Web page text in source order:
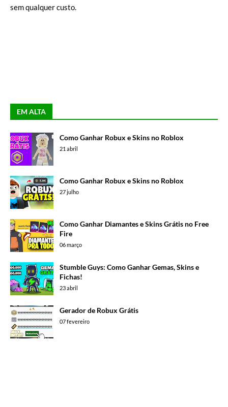
sem qualquer custo.
EM ALTA
Como Ganhar Robux e Skins no Roblox
21 abril
Como Ganhar Robux e Skins no Roblox
27 julho
Como Ganhar Diamantes e Skins Grátis no Free
Fire
06 março
Stumble Guys: Como Ganhar Gemas, Skins e
Fichas!
23 abril
Gerador de Robux Grátis
07 fevereiro